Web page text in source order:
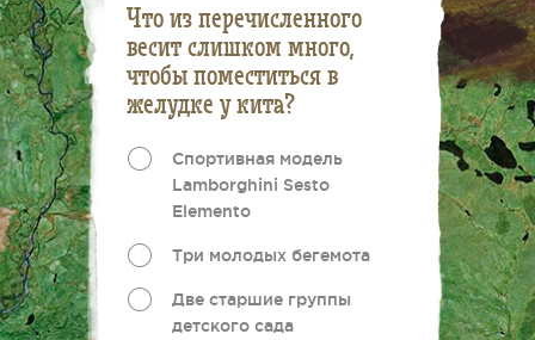
Что из перечисленного
весит слишком много,
чтобы поместиться в
желудке у кита?
Спортивная модель
Lamborghini Sesto
Elemento
Три молодых бегемота
Две старшие группы
детского сада